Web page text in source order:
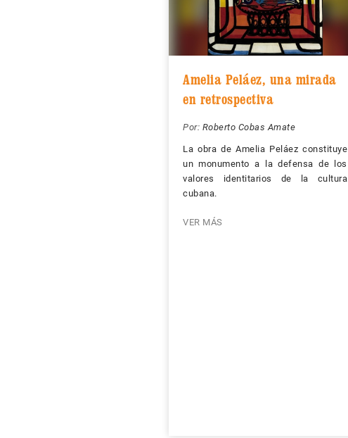
Amelia Peláez, una mirada
en retrospectiva
Por: Roberto Cobas Amate
La obra de Amelia Peláez constituye
un monumento a la defensa de los
valores identitarios de la cultura
cubana.
VER MÁS